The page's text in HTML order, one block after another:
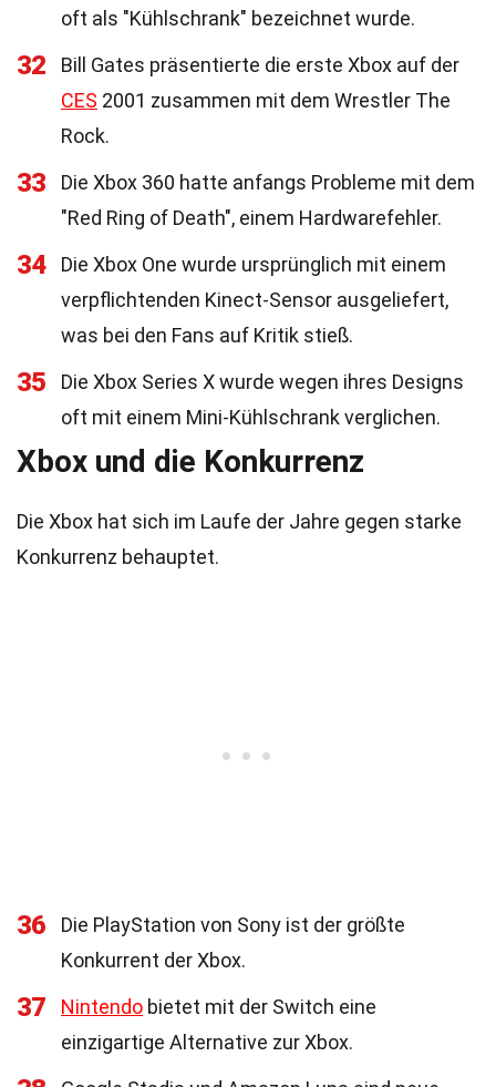
oft als "Kühlschrank" bezeichnet wurde.
32
Bill Gates präsentierte die erste Xbox auf der
CES 2001 zusammen mit dem Wrestler The
Rock.
33
Die Xbox 360 hatte anfangs Probleme mit dem
"Red Ring of Death", einem Hardwarefehler.
34
Die Xbox One wurde ursprünglich mit einem
verpflichtenden Kinect-Sensor ausgeliefert,
was bei den Fans auf Kritik stieß.
35
Die Xbox Series X wurde wegen ihres Designs
oft mit einem Mini-Kühlschrank verglichen.
Xbox und die Konkurrenz
Die Xbox hat sich im Laufe der Jahre gegen starke
Konkurrenz behauptet.
36
Die PlayStation von Sony ist der größte
Konkurrent der Xbox.
37 Nintendo bietet mit der Switch eine
einzigartige Alternative zur Xbox.